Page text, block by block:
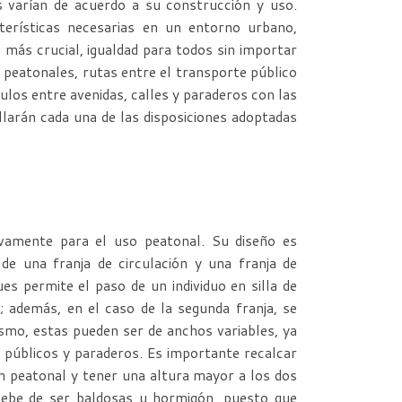
varían de acuerdo a su construcción y uso.
necesarias en un entorno urbano,
crucial, igualdad para todos sin importar
peatonales, rutas entre el transporte público
entre avenidas, calles y paraderos con las
cada una de las disposiciones adoptadas
para el uso peatonal. Su diseño es
una franja de circulación y una franja de
permite el paso de un individuo en silla de
en el caso de la segunda franja, se
estas pueden ser de anchos variables, ya
y paraderos. Es importante recalcar
peatonal y tener una altura mayor a los dos
de ser baldosas u hormigón, puesto que